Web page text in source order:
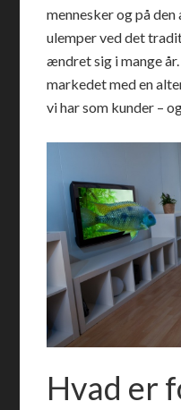
mennesker og på den
ulemper ved det
ændret sig i mange
markedet med en
vi har som kunder –
Hvad er